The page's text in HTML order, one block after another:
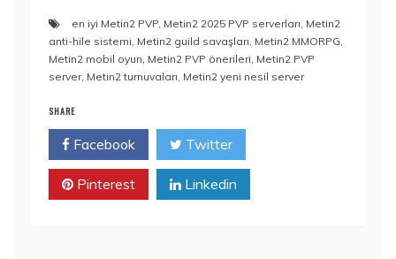
en iyi Metin2 PVP, Metin2 2025 PVP serverları, Metin2
anti-hile sistemi, Metin2 guild savaşları, Metin2 MMORPG,
Metin2 mobil oyun, Metin2 PVP önerileri, Metin2 PVP
server, Metin2 turnuvaları, Metin2 yeni nesil server
SHARE
Facebook Twitter
Pinterest Linkedin